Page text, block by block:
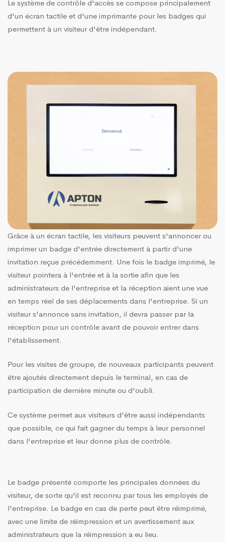
Le système de contrôle d'accès se compose principalement
d'un écran tactile et d'une imprimante pour les badges qui
permettent à un visiteur d'être indépendant.
Grâce à un écran tactile, les visiteurs peuvent s'annoncer ou
imprimer un badge d'entrée directement à partir d'une
invitation reçue précédemment. Une fois le badge imprimé, le
visiteur pointera à l'entrée et à la sortie afin que les
administrateurs de l'entreprise et la réception aient une vue
en temps réel de ses déplacements dans l'entreprise. Si un
visiteur s'annonce sans invitation, il devra passer par la
réception pour un contrôle avant de pouvoir entrer dans
l'établissement.
Pour les visites de groupe, de nouveaux participants peuvent
être ajoutés directement depuis le terminal, en cas de
participation de dernière minute ou d'oubli.
Ce système permet aux visiteurs d'être aussi indépendants
que possible, ce qui fait gagner du temps à leur personnel
dans l'entreprise et leur donne plus de contrôle.
Le badge présenté comporte les principales données du
visiteur, de sorte qu'il est reconnu par tous les employés de
l'entreprise. Le badge en cas de perte peut être réimprimé,
avec une limite de réimpression et un avertissement aux
administrateurs que la réimpression a eu lieu.